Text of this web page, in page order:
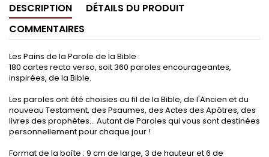
DESCRIPTION
DÉTAILS DU PRODUIT
COMMENTAIRES
Les Pains de la Parole de la Bible :
180 cartes recto verso, soit 360 paroles encourageantes,
inspirées, de la Bible.
Les paroles ont été choisies au fil de la Bible, de l'Ancien et du
nouveau Testament, des Psaumes, des Actes des Apôtres, des
livres des prophètes... Autant de Paroles qui vous sont destinées
personnellement pour chaque jour !
Format de la boîte : 9 cm de large, 3 de hauteur et 6 de